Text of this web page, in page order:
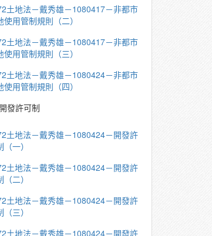
土地法－戴秀雄－1080417－非都市
使用管制規則（二）
土地法－戴秀雄－1080417－非都市
使用管制規則（三）
土地法－戴秀雄－1080424－非都市
使用管制規則（四）
發許可制
土地法－戴秀雄－1080424－開發許
（一）
土地法－戴秀雄－1080424－開發許
（二）
土地法－戴秀雄－1080424－開發許
（三）
土地法－戴秀雄－1080424－開發許